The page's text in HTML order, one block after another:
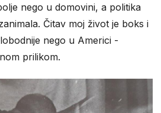
nego u domovini, a politika
Čitav moj život je boks i
nego u Americi -
prilikom.